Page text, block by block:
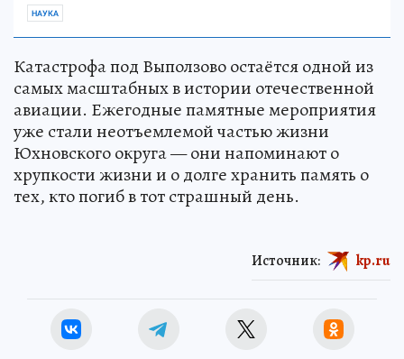
НАУКА
Катастрофа под Выползово остаётся одной из
самых масштабных в истории отечественной
авиации. Ежегодные памятные мероприятия
уже стали неотъемлемой частью жизни
Юхновского округа — они напоминают о
хрупкости жизни и о долге хранить память о
тех, кто погиб в тот страшный день.
Источник: kp.ru